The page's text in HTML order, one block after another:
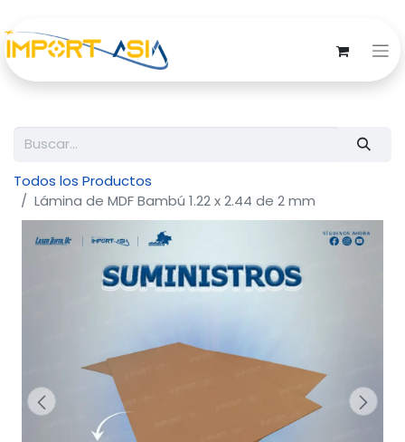
Todos los Productos
Lámina de MDF Bambú 1.22 x 2.44 de 2 mm